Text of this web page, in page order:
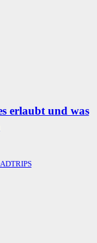
erlaubt und was